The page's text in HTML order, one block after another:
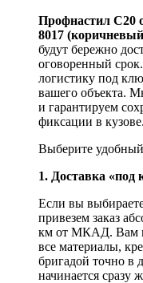
Профнастил С20
8017
будут бережно
оговоренный
логистику под
вашего объекта.
и гарантируем
фиксации в кузове.
Выберите
1. Доставка «под
Если вы
привезем заказ
км от МКАД. Вам
все материалы,
бригадой точно в
начинается сразу